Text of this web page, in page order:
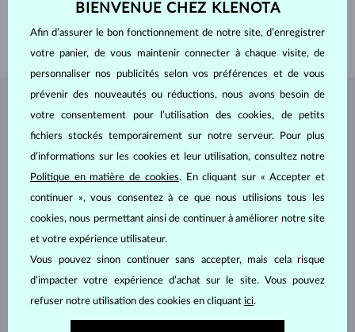
POIDS 9.20 g
BIJOUX DEL'ATELIER KLENOTA
BIENVENUE CHEZ KLENOTA
Afin d’assurer le bon fonctionnement de notre site, d’enregistrer
votre panier, de vous maintenir connecter à chaque visite, de
personnaliser nos publicités selon vos préférences et de vous
prévenir des nouveautés ou réductions, nous avons besoin de
votre consentement pour l’utilisation des cookies, de petits
fichiers stockés temporairement sur notre serveur. Pour plus
d’informations sur les cookies et leur utilisation, consultez notre
Politique en matière de cookies. En cliquant sur « Accepter et
continuer », vous consentez à ce que nous utilisions tous les
cookies, nous permettant ainsi de continuer à améliorer notre site
et votre expérience utilisateur.
Vous pouvez sinon continuer sans accepter, mais cela risque
d’impacter votre expérience d’achat sur le site. Vous pouvez
refuser notre utilisation des cookies en cliquant ici.